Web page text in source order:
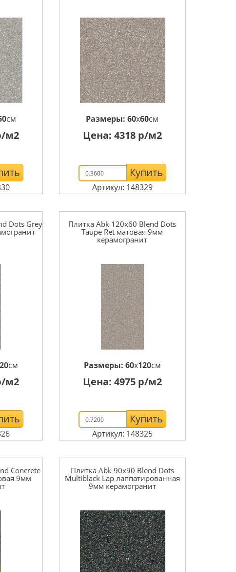
см
м2
Размеры:60x60см
Цена: 4318р/м2
Купить
Артикул: 148329
Dots Grey
см
м2
Плитка Abk 120x60 Blend Dots
Taupe Ret матовая 9мм
керамогранит
Размеры: 60x120см
Цена: 4975р/м2
Купить
Артикул: 148325
Concrete
9мм
Плитка Abk 90x90 Blend Dots
Multiblack Lap лаппатированная
9мм керамогранит